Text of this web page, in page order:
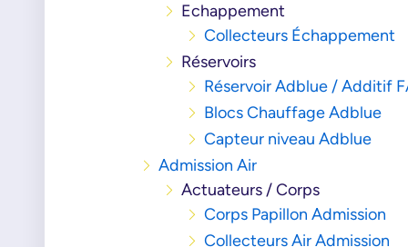
Echappement
Collecteurs Échappement
Réservoirs
Réservoir Adblue / Additif
Blocs Chauffage Adblue
Capteur niveau Adblue
Admission Air
Actuateurs / Corps
Corps Papillon Admission
Collecteurs Air Admission